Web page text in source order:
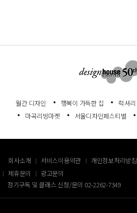
월간 디자인 행복이 가득한 집 럭셔리
마곡리빙마켓
서울디자인페스티벌
회사소개 서비스이용약관 개인정보처리방침
제휴문의
광고문의
정기구독 및 클래스 신청/문의 02-2262-7349